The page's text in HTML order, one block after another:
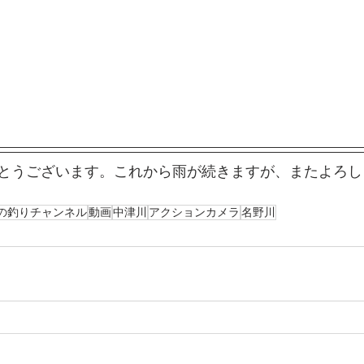
うございます。これから雨が続きますが、またよろ
釣りチャンネル動画中津川 アクションカメラ 名野川